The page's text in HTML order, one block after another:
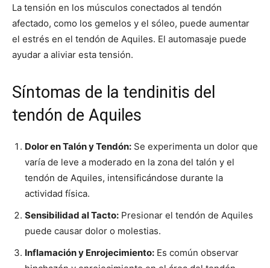
La tensión en los músculos conectados al tendón
afectado, como los gemelos y el sóleo, puede aumentar
el estrés en el tendón de Aquiles. El automasaje puede
ayudar a aliviar esta tensión.
Síntomas de la tendinitis del
tendón de Aquiles
Dolor en Talón y Tendón: Se experimenta un dolor que
varía de leve a moderado en la zona del talón y el
tendón de Aquiles, intensificándose durante la
actividad física.
Sensibilidad al Tacto: Presionar el tendón de Aquiles
puede causar dolor o molestias.
Inflamación y Enrojecimiento: Es común observar